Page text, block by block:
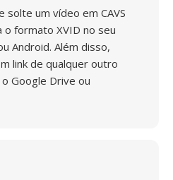
solte um vídeo em CAVS
formato XVID no seu
Android. Além disso,
link de qualquer outro
Google Drive ou